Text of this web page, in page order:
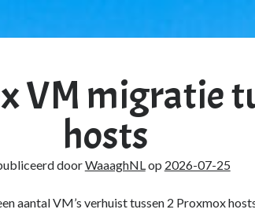
VM migratie
hosts
doorWaaaghNLop 2026-07-25
aantal VM’s verhuist tussen 2 Proxmox